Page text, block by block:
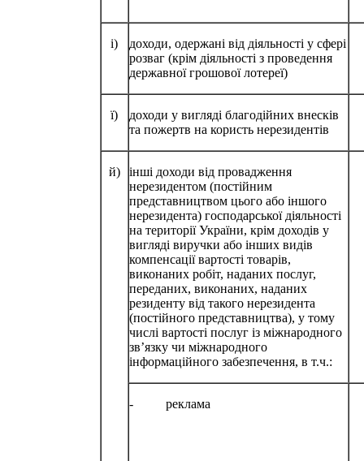
і)
доходи, одержані від діяльності у сфері
розваг (крім діяльності з проведення
державної грошової лотереї)
ї)
доходи у вигляді благодійних внесків
та пожертв на користь нерезидентів
й)
інші доходи від провадження
нерезидентом (постійним
представництвом цього або іншого
нерезидента) господарської діяльності
на території України, крім доходів у
вигляді виручки або інших видів
компенсації вартості товарів,
виконаних робіт, наданих послуг,
переданих, виконаних, наданих
резиденту від такого нерезидента
(постійного представництва), у тому
числі вартості послуг із міжнародного
зв’язку чи міжнародного
інформаційного забезпечення, в т.ч.:
- реклама